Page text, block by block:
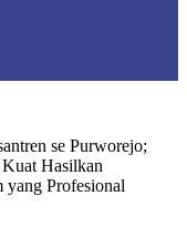
se Purworejo;
Hasilkan
yang Profesional